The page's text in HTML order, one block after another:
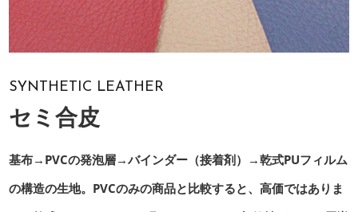
SYNTHETIC LEATHER
セミ合皮
基布→PVCの発泡層→バインダー（接着剤）→乾式PUフィルム
の構造の生地。PVCのみの商品と比較すると、高価ではありま